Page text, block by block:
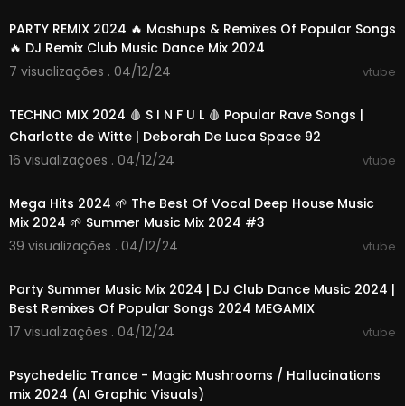
PARTY REMIX 2024 🔥 Mashups & Remixes Of Popular Songs
🔥 DJ Remix Club Music Dance Mix 2024
7 visualizações . 04/12/24
vtube
TECHNO MIX 2024 🩸 S I N F U L 🩸 Popular Rave Songs |
Charlotte de Witte | Deborah De Luca Space 92
16 visualizações . 04/12/24
vtube
Mega Hits 2024 🌱 The Best Of Vocal Deep House Music
Mix 2024 🌱 Summer Music Mix 2024 #3
39 visualizações . 04/12/24
vtube
Party Summer Music Mix 2024 | DJ Club Dance Music 2024 |
Best Remixes Of Popular Songs 2024 MEGAMIX
17 visualizações . 04/12/24
vtube
Psychedelic Trance - Magic Mushrooms / Hallucinations
mix 2024 (AI Graphic Visuals)